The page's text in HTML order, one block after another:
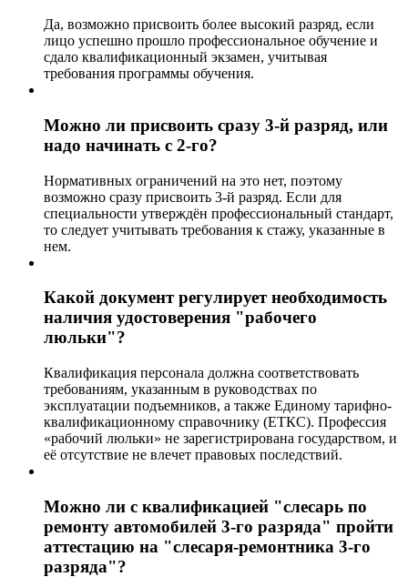
Да, возможно присвоить более высокий разряд, если
лицо успешно прошло профессиональное обучение и
сдало квалификационный экзамен, учитывая
требования программы обучения.
Можно ли присвоить сразу 3-й разряд, или
надо начинать с 2-го?
Нормативных ограничений на это нет, поэтому
возможно сразу присвоить 3-й разряд. Если для
специальности утверждён профессиональный стандарт,
то следует учитывать требования к стажу, указанные в
нем.
Какой документ регулирует необходимость
наличия удостоверения "рабочего
люльки"?
Квалификация персонала должна соответствовать
требованиям, указанным в руководствах по
эксплуатации подъемников, а также Единому тарифно-
квалификационному справочнику (ЕТКС). Профессия
«рабочий люльки» не зарегистрирована государством, и
её отсутствие не влечет правовых последствий.
Можно ли с квалификацией "слесарь по
ремонту автомобилей 3-го разряда" пройти
аттестацию на "слесаря-ремонтника 3-го
разряда"?